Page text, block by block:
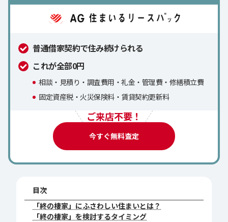
普通借家契約で住み続けられる
これが全部0円
相談・見積り・調査費用・礼金・管理費・修繕積立費
固定資産税・火災保険料・賃貸契約更新料
ご来店不要！
今すぐ無料査定
目次
「終の棲家」にふさわしい住まいとは？
「終の棲家」を検討するタイミング